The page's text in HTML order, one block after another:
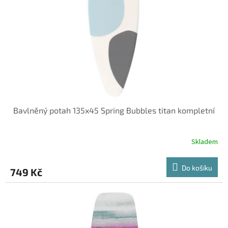
Bavlněný potah 135x45 Spring Bubbles titan kompletní
Skladem
749 Kč Do košíku